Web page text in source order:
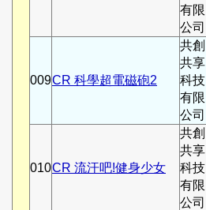
有限
公司
009CR 科學超電磁砲2
共創
共享
科技
有限
公司
010CR 流汗吧!健身少女
共創
共享
科技
有限
公司